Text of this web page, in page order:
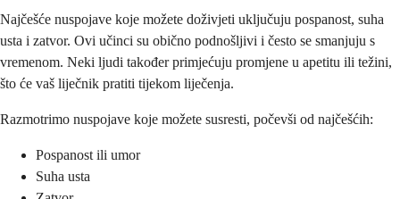
Najčešće nuspojave koje možete doživjeti uključuju pospanost, suha
usta i zatvor. Ovi učinci su obično podnošljivi i često se smanjuju s
vremenom. Neki ljudi također primjećuju promjene u apetitu ili težini,
što će vaš liječnik pratiti tijekom liječenja.
Razmotrimo nuspojave koje možete susresti, počevši od najčešćih:
Pospanost ili umor
Suha usta